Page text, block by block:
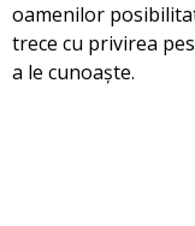
oamenilor
trece cu privirea
a le cunoaşte.